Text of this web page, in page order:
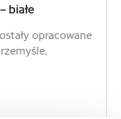
białe
opracowane